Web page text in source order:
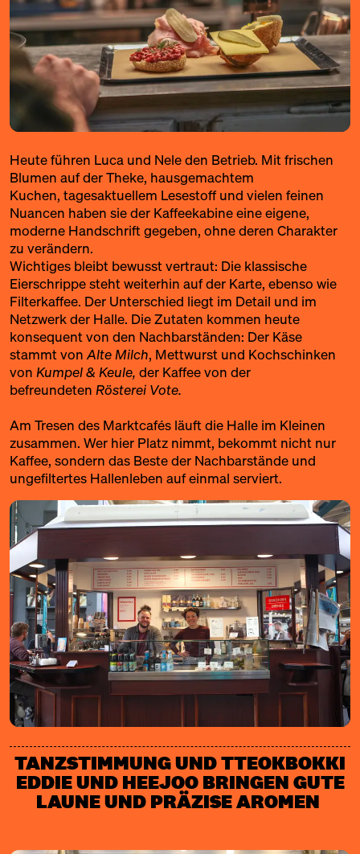
Heute führen Luca und Nele den Betrieb. Mit frischen
Blumen auf der Theke, hausgemachtem
Kuchen, tagesaktuellem Lesestoff und vielen feinen
Nuancen haben sie der Kaffeekabine eine eigene,
moderne Handschrift gegeben, ohne deren Charakter
zu verändern.
Wichtiges bleibt bewusst vertraut: Die klassische
Eierschrippe steht weiterhin auf der Karte, ebenso wie
Filterkaffee. Der Unterschied liegt im Detail und im
Netzwerk der Halle. Die Zutaten kommen heute
konsequent von den Nachbarständen: Der Käse
stammt von Alte Milch, Mettwurst und Kochschinken
von Kumpel & Keule, der Kaffee von der
befreundeten Rösterei Vote.
Am Tresen des Marktcafés läuft die Halle im Kleinen
zusammen. Wer hier Platz nimmt, bekommt nicht nur
Kaffee, sondern das Beste der Nachbarstände und
ungefiltertes Hallenleben auf einmal serviert.
TANZSTIMMUNG UND TTEOKBOKKI
EDDIE UND HEEJOO BRINGEN GUTE
LAUNE UND PRÄZISE AROMEN